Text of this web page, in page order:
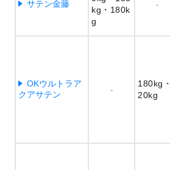
サテン金藤
kg
180k
g
-
OKウルトラア
クアサテン
-
180kg
20kg